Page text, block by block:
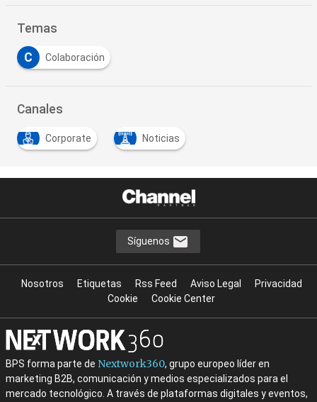
Temas
C Colaboración
Canales
Corporate Noticias
Síguenos
Nosotros Etiquetas Rss Feed Aviso Legal
Privacidad
Cookie
Cookie Center
BPS forma parte de Nextwork360, grupo europeo líder en
marketing B2B, comunicación y medios especializados para el
mercado tecnológico. A través de plataformas digitales y eventos,